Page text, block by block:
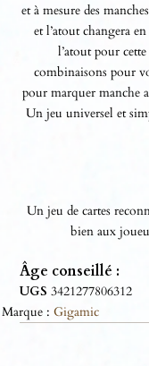
et à mesure des
et l’atout changera
l’atout pour
combinaisons pour
pour marquer manche
Un jeu universel et
Un jeu de cartes
bien aux
Âge conseillé :
UGS3421277806312
Marque : Gigamic